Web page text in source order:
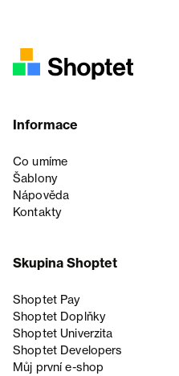
Informace
Co umíme
Šablony
Nápověda
Kontakty
Skupina Shoptet
Shoptet Pay
Shoptet Doplňky
Shoptet Univerzita
Shoptet Developers
Můj první e-shop